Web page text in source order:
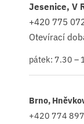
Jesenice, V
+420 775
Otevírací
pátek: 7.30 –
Brno,
+420 774